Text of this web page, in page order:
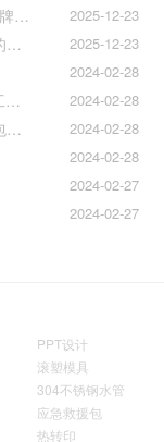
2025-12-23
企业 VI 设计与文化墙定制｜打造杭州本土品牌专属视觉符号
2025-12-23
杭州企业画册设计避坑指南｜从创意到印刷的全流程把控
2024-02-28
2024-02-28
哈尔滨食品VI设计麦当劳可以提前做好准备工作促进挪动购买
2024-02-28
国外饮料包装设计欣赏饮料包装设计公司的包装设计
2024-02-28
2024-02-27
2024-02-27
PPT设计
滚塑模具
304不锈钢水管
应急救援包
热转印